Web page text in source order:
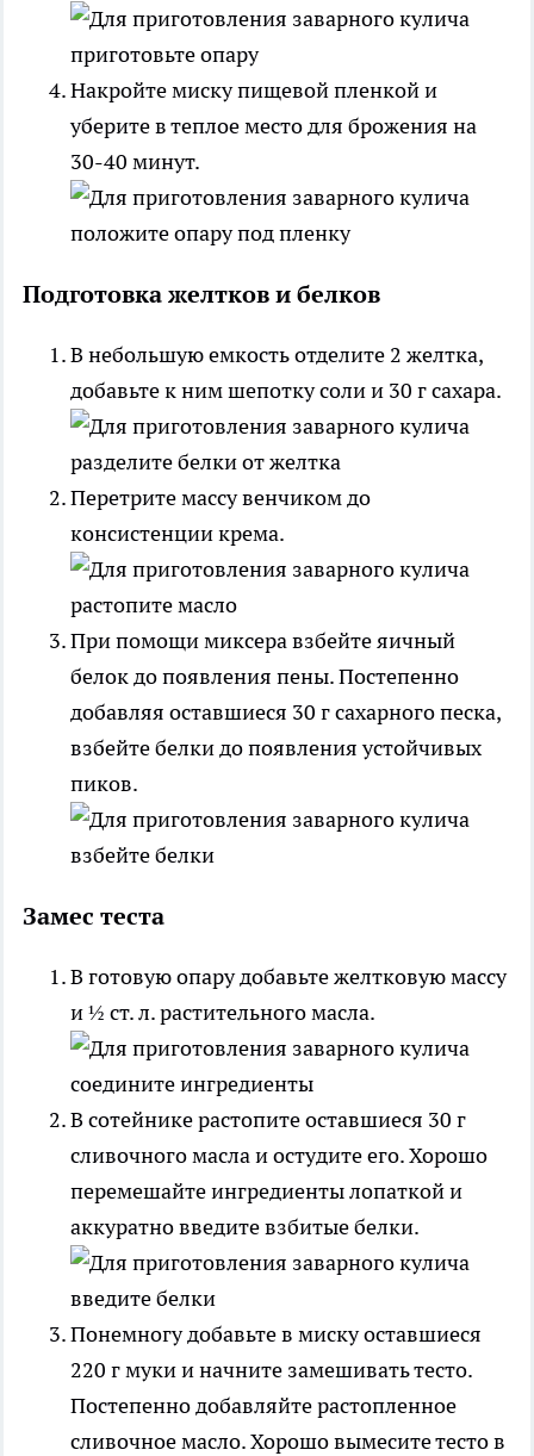
Накройте миску пищевой пленкой и
уберите в теплое место для брожения на
30-40 минут.
Подготовка желтков и белков
В небольшую емкость отделите 2 желтка,
добавьте к ним шепотку соли и 30 г сахара.
Перетрите массу венчиком до
консистенции крема.
При помощи миксера взбейте яичный
белок до появления пены. Постепенно
добавляя оставшиеся 30 г сахарного песка,
взбейте белки до появления устойчивых
пиков.
Замес теста
В готовую опару добавьте желтковую массу
и ½ ст. л. растительного масла.
В сотейнике растопите оставшиеся 30 г
сливочного масла и остудите его. Хорошо
перемешайте ингредиенты лопаткой и
аккуратно введите взбитые белки.
Понемногу добавьте в миску оставшиеся
220 г муки и начните замешивать тесто.
Постепенно добавляйте растопленное
сливочное масло. Хорошо вымесите тесто в